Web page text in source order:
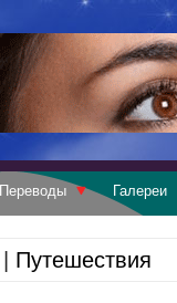
Переводы Галереи
Путешествия